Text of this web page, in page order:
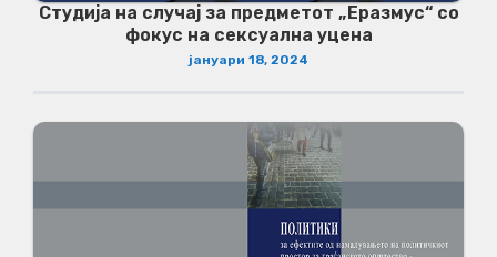
Студија на случај за предметот „Еразмус“ со
фокус на сексуална уцена
јануари 18, 2024